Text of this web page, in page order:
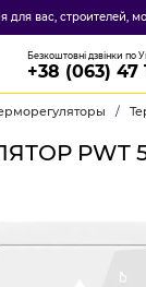
для вас, строителей,
Безкоштовні дзвінки по
+38 (063) 47
/
PWT